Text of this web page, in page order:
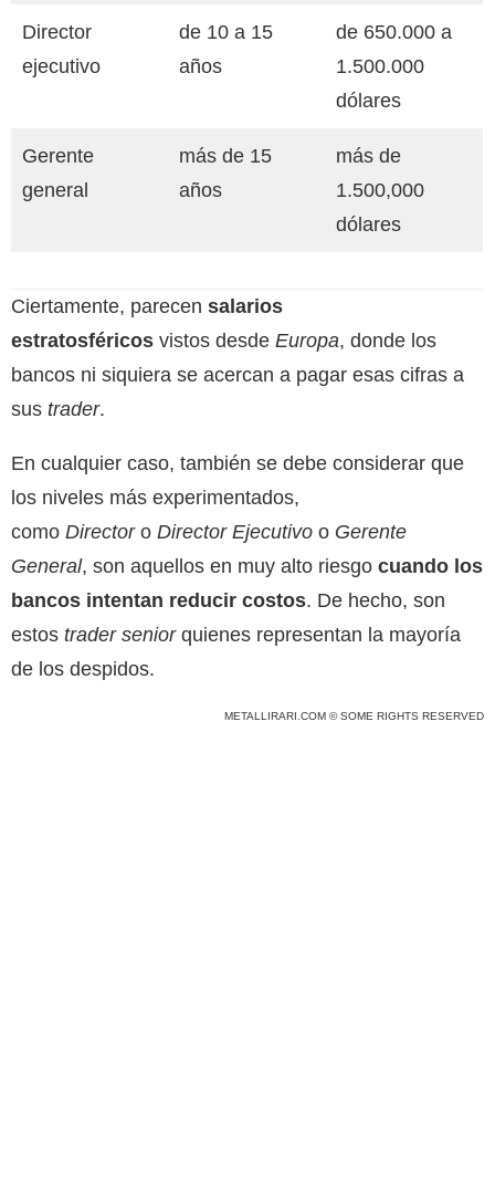
Director
ejecutivo
de 10 a 15
años
de 650.000 a
1.500.000
dólares
Gerente
general
más de 15
años
más de
1.500,000
dólares
Ciertamente, parecen salarios
estratosféricos vistos desde Europa, donde los
bancos ni siquiera se acercan a pagar esas cifras a
sus trader.
En cualquier caso, también se debe considerar que
los niveles más experimentados,
como Directoro Director Ejecutivo o Gerente
General, son aquellos en muy alto riesgo cuando los
bancos intentan reducir costos. De hecho, son
estos trader seniorquienes representan la mayoría
de los despidos.
METALLIRARI.COM © SOME RIGHTS RESERVED